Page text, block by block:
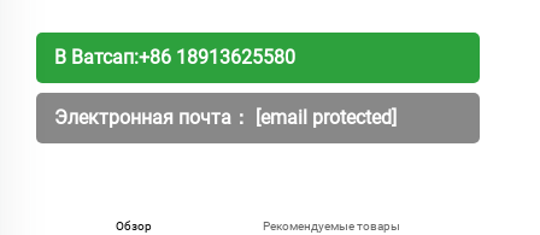
В Ватсап:+86 18913625580
Электронная почта： [email protected]
Обзор Рекомендуемые товары